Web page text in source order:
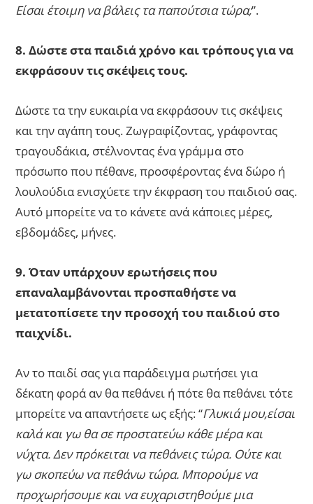
Είσαι έτοιμη να βάλεις τα παπούτσια τώρα;”.
8. Δώστε στα παιδιά χρόνο και τρόπους για να
εκφράσουν τις σκέψεις τους.
Δώστε τα την ευκαιρία να εκφράσουν τις σκέψεις
και την αγάπη τους. Ζωγραφίζοντας, γράφοντας
τραγουδάκια, στέλνοντας ένα γράμμα στο
πρόσωπο που πέθανε, προσφέροντας ένα δώρο ή
λουλούδια ενισχύετε την έκφραση του παιδιού σας.
Αυτό μπορείτε να το κάνετε ανά κάποιες μέρες,
εβδομάδες, μήνες.
9. Όταν υπάρχουν ερωτήσεις που
επαναλαμβάνονται προσπαθήστε να
μετατοπίσετε την προσοχή του παιδιού στο
παιχνίδι.
Αν το παιδί σας για παράδειγμα ρωτήσει για
δέκατη φορά αν θα πεθάνει ή πότε θα πεθάνει τότε
μπορείτε να απαντήσετε ως εξής: “Γλυκιά μου,είσαι
καλά και γω θα σε προστατεύω κάθε μέρα και
νύχτα. Δεν πρόκειται να πεθάνεις τώρα. Ούτε και
γω σκοπεύω να πεθάνω τώρα. Μπορούμε να
προχωρήσουμε και να ευχαριστηθούμε μια